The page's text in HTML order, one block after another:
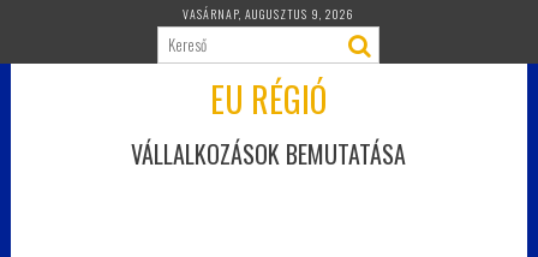
content
VASÁRNAP, AUGUSZTUS 9, 2026
EU RÉGIÓ
VÁLLALKOZÁSOK BEMUTATÁSA